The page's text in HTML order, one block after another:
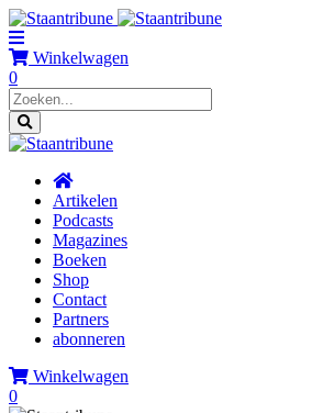
Winkelwagen
0
Artikelen
Podcasts
Magazines
Boeken
Shop
Contact
Partners
abonneren
Winkelwagen
0